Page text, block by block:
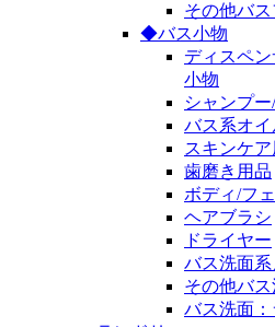
その他バ
◆バス小物
ディスペ
小物
シャンプ
バス系オイ
スキンケ
歯磨き用品
ボディ/フ
ヘアブラシ
ドライヤー
バス洗面
その他バ
バス洗面